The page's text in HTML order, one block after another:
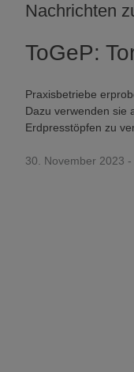
Nachrichten
ToGeP:
Praxisbetriebe
Dazu verwenden sie
Erdpresstöpfen zu
30. November 2023